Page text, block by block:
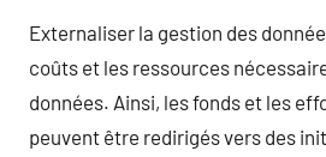
Externaliser la gestion des
coûts et les ressources
données. Ainsi, les fonds et les
peuvent être redirigés vers des